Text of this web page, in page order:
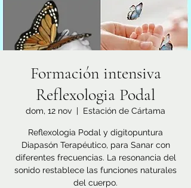
Formación intensiva
Reflexologia Podal
dom, 12 nov
  |
Estación de Cártama
Reflexologia Podal y digitopuntura
Diapasón Terapéutico, para Sanar con
diferentes frecuencias. La resonancia del
sonido restablece las funciones naturales
del cuerpo.